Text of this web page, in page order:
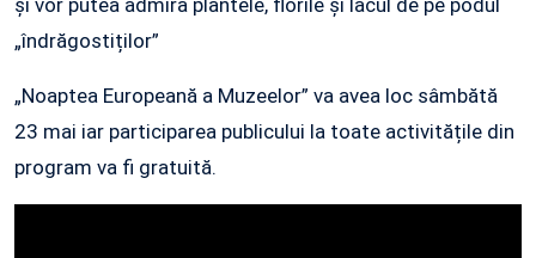
și vor putea admira plantele, florile și lacul de pe podul
„îndrăgostiților”
„Noaptea Europeană a Muzeelor” va avea loc sâmbătă
23 mai iar participarea publicului la toate activitățile din
program va fi gratuită.